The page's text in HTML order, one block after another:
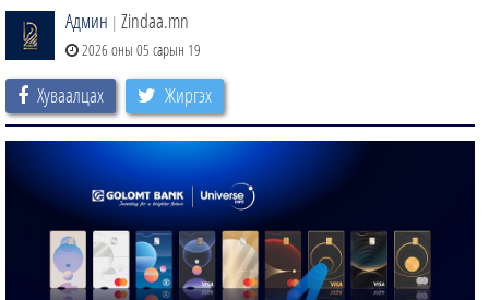
Админ | Zindaa.mn
2026 оны 05 сарын 19
Хуваалцах Жиргэх